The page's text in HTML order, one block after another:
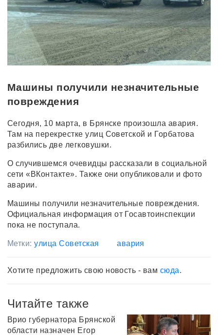
Машины получили незначительные
повреждения
Сегодня, 10 марта, в Брянске произошла авария.
Там на перекрестке улиц Советской и Горбатова
разбились две легковушки.
О случившемся очевидцы рассказали в социальной
сети «ВКонтакте». Также они опубликовали и фото
аварии.
Машины получили незначительные повреждения.
Официальная информация от Госавтоинспекции
пока не поступала.
Метки:улица Советская авария
Хотите предложить свою новость - вам сюда.
Читайте также
Врио губернатора Брянской
области назначен Егор